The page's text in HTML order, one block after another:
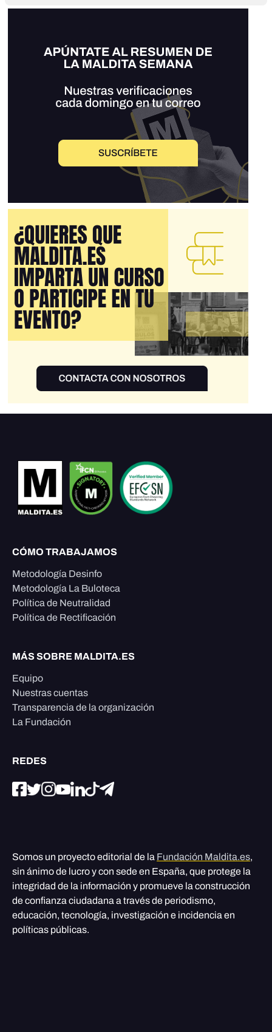
CÓMO TRABAJAMOS
Metodología Desinfo
Metodología La Buloteca
Política de Neutralidad
Política de Rectificación
MÁS SOBRE MALDITA.ES
Equipo
Nuestras cuentas
Transparencia de la organización
La Fundación
REDES
Somos un proyecto editorial de la Fundación Maldita.es,
sin ánimo de lucro y con sede en España, que protege la
integridad de la información y promueve la construcción
de confianza ciudadana a través de periodismo,
educación, tecnología, investigación e incidencia en
políticas públicas.